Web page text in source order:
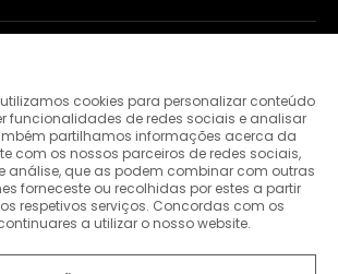
cookies para personalizar conteúdo
funcionalidades de redes sociais e analisar
partilhamos informações acerca da
com os nossos parceiros de redes sociais,
análise, que as podem combinar com outras
forneceste ou recolhidas por estes a partir
respetivos serviços. Concordas com os
a utilizar o nosso website.